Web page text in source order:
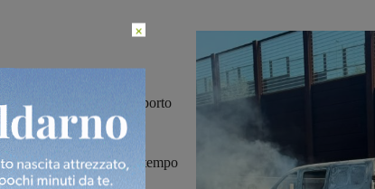
di domicilio e porto
della porta d’ingresso
madre e padre. Le
andavano avanti da tempo
×